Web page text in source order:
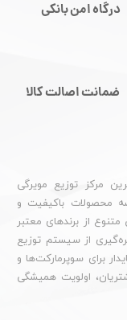
مرکز توزیع مویرگی
محصولات باکیفیت و
از برندهای معتبر
از سیستم توزیع
برای سوپرمارکت‌ها و
اولویت همیشگی
درگاه امن بانکی
ضمانت اصالت کالا